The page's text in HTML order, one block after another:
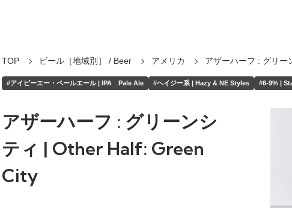
TOP ビール［地域別］ / Beer アメリカ アザーハーフ : グリー
#アイピーエー・ペールエール | IPA Pale Ale #ヘイジー系 | Hazy & NE Styles #6-9% |
アザーハーフ : グリーンシ
ティ | Other Half: Green
City